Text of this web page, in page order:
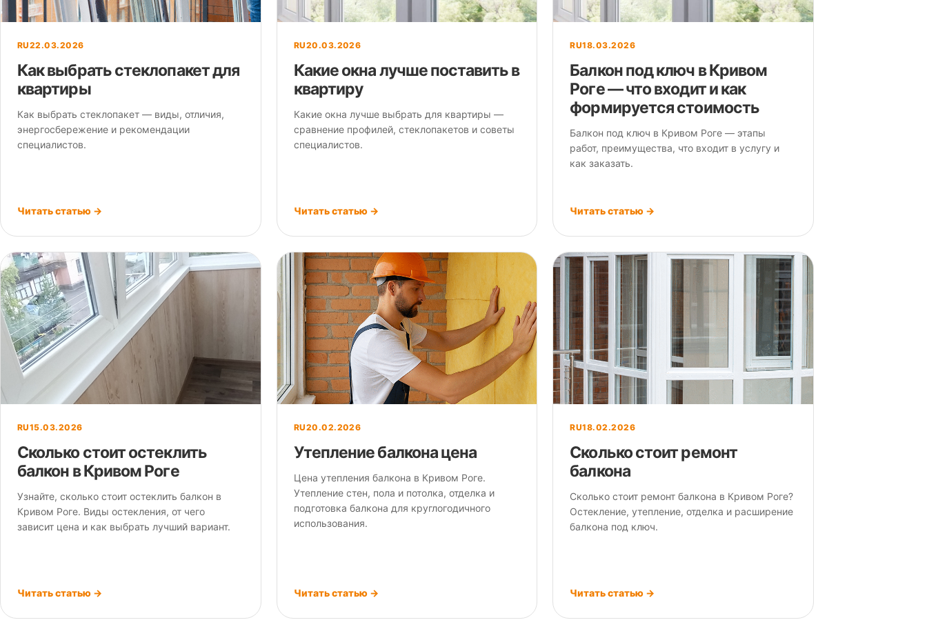
RU22.03.2026
Как выбрать стеклопакет для
квартиры
Как выбрать стеклопакет — виды, отличия,
энергосбережение и рекомендации
специалистов.
Читать статью →
RU20.03.2026
Какие окна лучше поставить в
квартиру
Какие окна лучше выбрать для квартиры —
сравнение профилей, стеклопакетов и советы
специалистов.
Читать статью →
RU18.03.2026
Балкон под ключ в Кривом
Роге — что входит и как
формируется стоимость
Балкон под ключ в Кривом Роге — этапы
работ, преимущества, что входит в услугу и
как заказать.
Читать статью →
RU15.03.2026
Сколько стоит остеклить
балкон в Кривом Роге
Узнайте, сколько стоит остеклить балкон в
Кривом Роге. Виды остекления, от чего
зависит цена и как выбрать лучший вариант.
Читать статью →
RU20.02.2026
Утепление балкона цена
Цена утепления балкона в Кривом Роге.
Утепление стен, пола и потолка, отделка и
подготовка балкона для круглогодичного
использования.
Читать статью →
RU18.02.2026
Сколько стоит ремонт
балкона
Сколько стоит ремонт балкона в Кривом Роге?
Остекление, утепление, отделка и расширение
балкона под ключ.
Читать статью →